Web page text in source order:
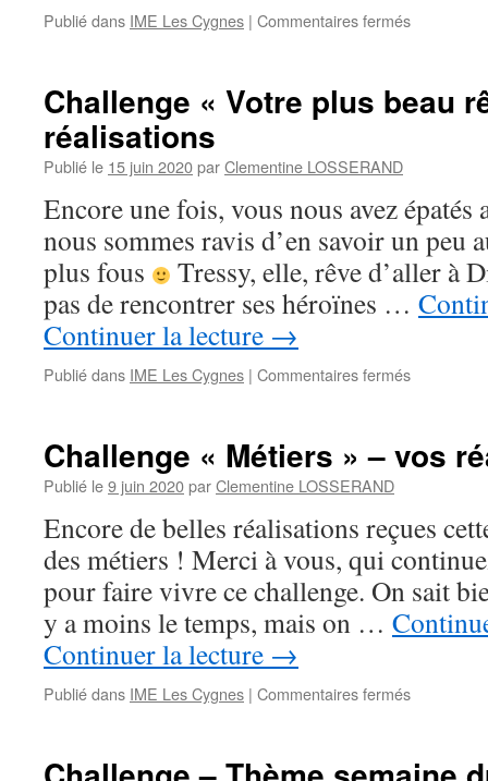
Publié dans IME Les Cygnes | Commentaires ferméssur
vos
Challenge « Votre plus beau
réalisations
Publié le 15 juin 2020parClementine LOSSERAND
Encore une fois, vous nous avez épatés
nous sommes ravis d’en savoir un peu
plus fous
Tressy, elle, rêve d’aller à
pas de rencontrer ses héroïnes …
Continuer la lecture →
Publié dans IME Les Cygnes | Commentaires ferméssur
beau
vos
réalisations
Challenge « Métiers » – vos
Publié le9 juin 2020parClementine LOSSERAND
Encore de belles réalisations reçues
des métiers ! Merci à vous, qui
pour faire vivre ce challenge. On sait
y a moins le temps, mais on …
Continuer la lecture →
Publié dans IME Les Cygnes | Commentaires ferméssur